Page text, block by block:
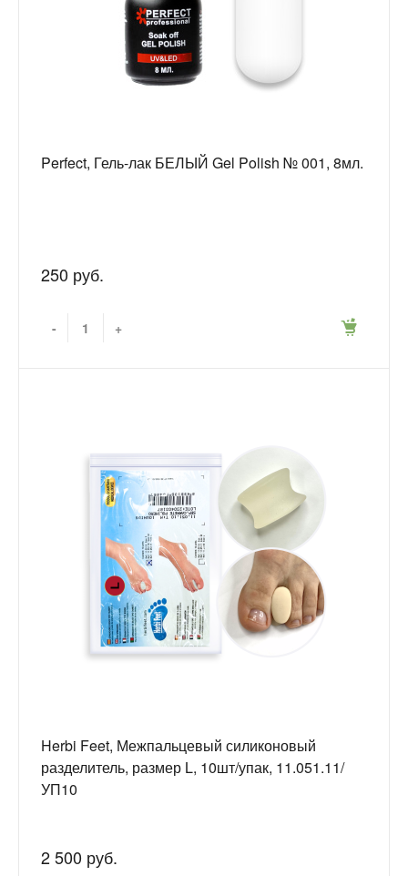
Perfect, Гель-лак БЕЛЫЙ Gel Polish № 001, 8мл.
250 руб.
- +
Herbi Feet, Межпальцевый силиконовый
разделитель, размер L, 10шт/упак, 11.051.11/
УП10
2 500 руб.